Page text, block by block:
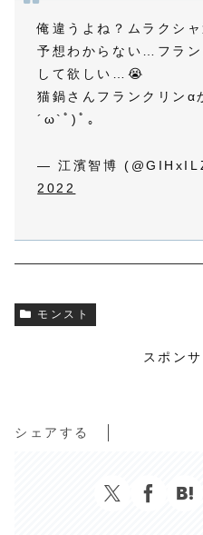
俺違うよね？ムラクシ
予想わからない…フラ
して欲しい…😭
猫鍋さんフランクリン
´ω`ﾟ)ﾟ｡
— 江濱智博
2022
モンスト
スポン
シェアする